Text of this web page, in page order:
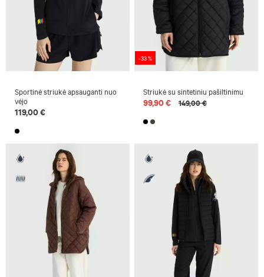
Sportinė striukė apsauganti nuo
vėjo
119,00 €
-33 %
Striukė su sintetiniu pašiltinimu
99,90 € 149,00 €